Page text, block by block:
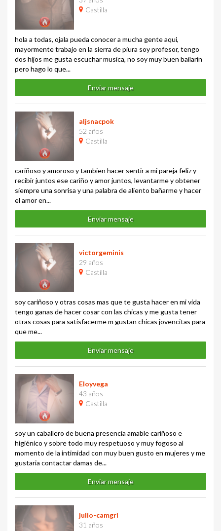
Castilla
hola a todas, ojala pueda conocer a mucha gente aqui,
mayormente trabajo en la sierra de piura soy profesor, tengo
dos hijos me gusta escuchar musica, no soy muy buen bailarin
pero hago lo que...
Enviar mensaje
aljsnacpok
52 años
Castilla
cariñoso y amoroso y tambien hacer sentir a mi pareja feliz y
recibir juntos ese cariño y amor juntos, levantarme y obtener
siempre una sonrisa y una palabra de aliento bañarme y hacer
el amor en...
Enviar mensaje
victorgeminis
29 años
Castilla
soy cariñoso y otras cosas mas que te gusta hacer en mi vida
tengo ganas de hacer cosar con las chicas y me gusta tener
otras cosas para satisfacerme m gustan chicas jovencitas para
que me...
Enviar mensaje
Eloyvega
43 años
Castilla
soy un caballero de buena presencia amable cariñoso e
higiénico y sobre todo muy respetuoso y muy fogoso al
momento de la intimidad con muy buen gusto en mujeres y me
gustaria contactar damas de...
Enviar mensaje
julio-camgri
31 años